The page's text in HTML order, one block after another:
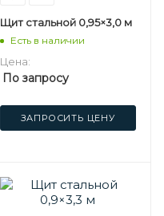
Щит стальной 0,95×3,0 м
Есть в наличии
Цена:
По запросу
ЗАПРОСИТЬ ЦЕНУ